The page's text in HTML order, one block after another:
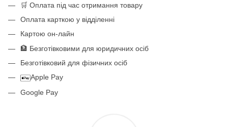
🛒 Оплата під час отримання товару
Оплата карткою у відділенні
Картою он-лайн
🏦 Безготівковими для юридичних осіб
Безготівковий для фізичних осіб
Apple Pay
Google Pay